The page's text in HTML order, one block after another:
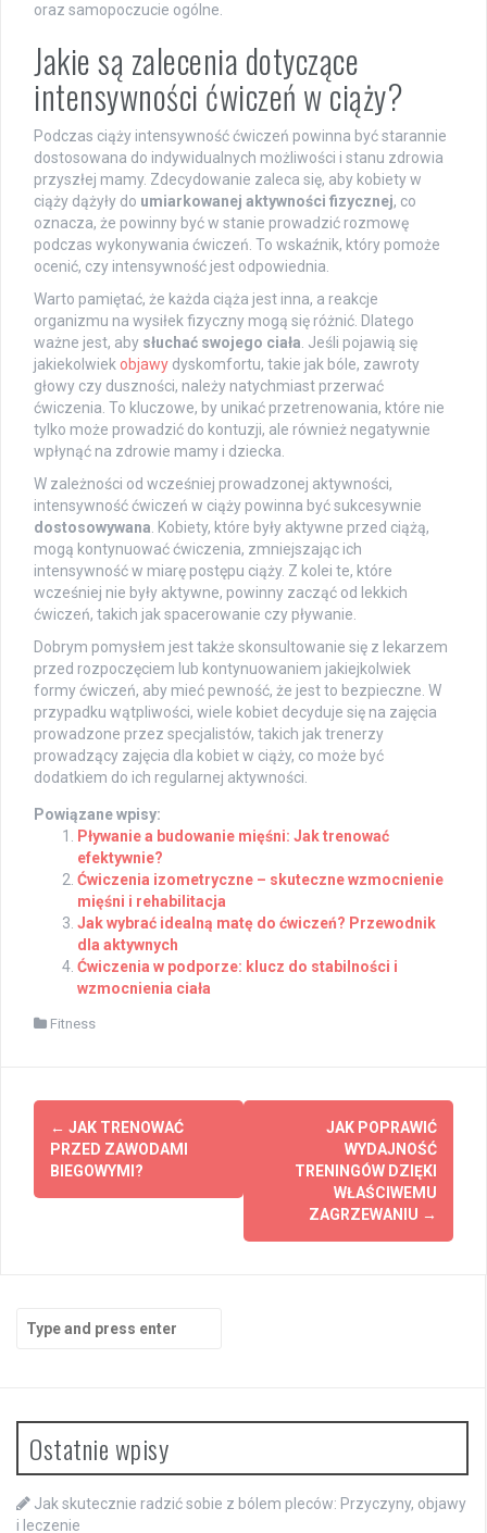
oraz samopoczucie ogólne.
Jakie są zalecenia dotyczące
intensywności ćwiczeń w ciąży?
Podczas ciąży intensywność ćwiczeń powinna być starannie
dostosowana do indywidualnych możliwości i stanu zdrowia
przyszłej mamy. Zdecydowanie zaleca się, aby kobiety w
ciąży dążyły do umiarkowanej aktywności fizycznej, co
oznacza, że powinny być w stanie prowadzić rozmowę
podczas wykonywania ćwiczeń. To wskaźnik, który pomoże
ocenić, czy intensywność jest odpowiednia.
Warto pamiętać, że każda ciąża jest inna, a reakcje
organizmu na wysiłek fizyczny mogą się różnić. Dlatego
ważne jest, aby słuchać swojego ciała. Jeśli pojawią się
jakiekolwiekobjawy dyskomfortu, takie jak bóle, zawroty
głowy czy duszności, należy natychmiast przerwać
ćwiczenia. To kluczowe, by unikać przetrenowania, które nie
tylko może prowadzić do kontuzji, ale również negatywnie
wpłynąć na zdrowie mamy i dziecka.
W zależności od wcześniej prowadzonej aktywności,
intensywność ćwiczeń w ciąży powinna być sukcesywnie
dostosowywana. Kobiety, które były aktywne przed ciążą,
mogą kontynuować ćwiczenia, zmniejszając ich
intensywność w miarę postępu ciąży. Z kolei te, które
wcześniej nie były aktywne, powinny zacząć od lekkich
ćwiczeń, takich jak spacerowanie czy pływanie.
Dobrym pomysłem jest także skonsultowanie się z lekarzem
przed rozpoczęciem lub kontynuowaniem jakiejkolwiek
formy ćwiczeń, aby mieć pewność, że jest to bezpieczne. W
przypadku wątpliwości, wiele kobiet decyduje się na zajęcia
prowadzone przez specjalistów, takich jak trenerzy
prowadzący zajęcia dla kobiet w ciąży, co może być
dodatkiem do ich regularnej aktywności.
Powiązane wpisy:
Pływanie a budowanie mięśni: Jak trenować
efektywnie?
Ćwiczenia izometryczne – skuteczne wzmocnienie
mięśni i rehabilitacja
Jak wybrać idealną matę do ćwiczeń? Przewodnik
dla aktywnych
Ćwiczenia w podporze: klucz do stabilności i
wzmocnienia ciała
Fitness
Post
navigation
← JAK TRENOWAĆ
PRZED ZAWODAMI
BIEGOWYMI?
JAK POPRAWIĆ
WYDAJNOŚĆ
TRENINGÓW DZIĘKI
WŁAŚCIWEMU
ZAGRZEWANIU →
Search
for:
Ostatnie wpisy
Jak skutecznie radzić sobie z bólem pleców: Przyczyny, objawy
i leczenie